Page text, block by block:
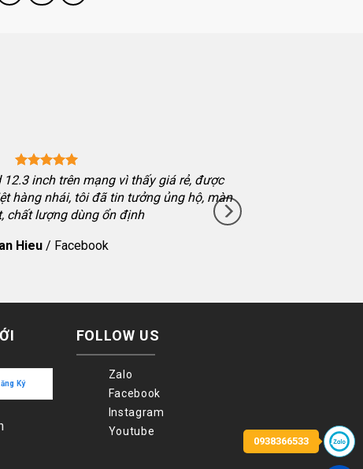
inch trên mạng vì thấy giá rẻ, được
hàng nhái, tôi đã tin tưởng ủng hộ, màn
chất lượng dùng ổn định
Hieu / Facebook
FOLLOW US
Zalo
Facebook
Instagram
Youtube
0938366533